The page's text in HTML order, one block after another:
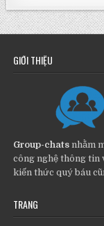
GIỚI THIỆU
Group-chats nhằm
công nghệ thông tin
kiến thức quý báu
TRANG